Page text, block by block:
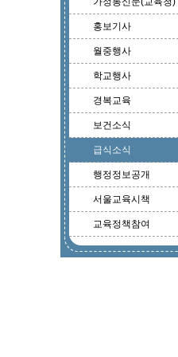
홍보기사
월중행사
학교행사
경복교육
보건소식
급식소식
행정정보공개
서울교육시책
교육정책참여